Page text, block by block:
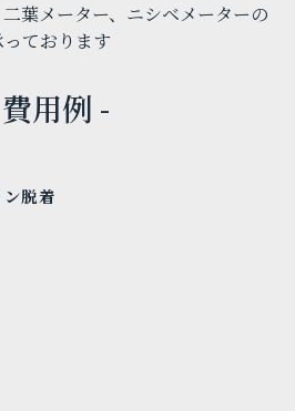
葉メーター、ニシベメーターの
ております
用例 -
ン脱着